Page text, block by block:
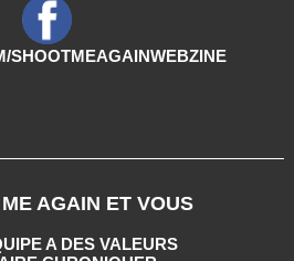
SHOOTMEAGAINWEBZINE
AGAIN ET VOUS
A DES VALEURS